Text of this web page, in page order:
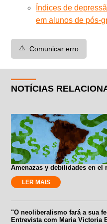
Índices de
em alunos de pós-
⚠️ Comunicar erro
NOTÍCIAS
Amenazas y debilidades en
LER MAIS
"O neoliberalismo fará a sua
Entrevista com Maria Victoria